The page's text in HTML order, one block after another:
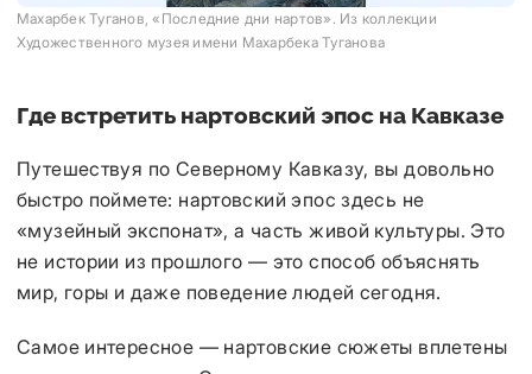
Махарбек Туганов, «Последние дни нартов». Из коллекции
Художественного музея имени Махарбека Туганова
Где встретить нартовский эпос на Кавказе
Путешествуя по Северному Кавказу, вы довольно
быстро поймете: нартовский эпос здесь не
«музейный экспонат», а часть живой культуры. Это
не истории из прошлого — это способ объяснять
мир, горы и даже поведение людей сегодня.
Самое интересное — нартовские сюжеты вплетены